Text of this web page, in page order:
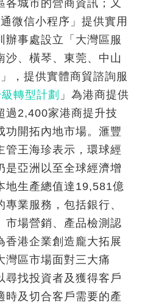
各城市的營商資訊；又
微信小程序」提供實用
辦事處設立「大灣區服
沙、橫琴、東莞、中山
，提供實體商貿諮詢服
轉型計劃 」為港商提供
過2,400家港商提升技
功開拓內地市場。滙豐
管王海珍表示，環球經
是亞洲以至全球經濟增
地生產總值達19,581億
業服務，包括銀行、
市場營銷、產品檢測認
香港企業創造龐大拓展
灣區市場面對三大痛
尋找投資者及獲得客戶
時及切合客戶需要的產